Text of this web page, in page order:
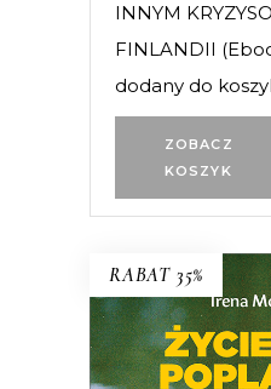
ZOBACZ
KOSZYK
INNYM
FINLANDII
dodany do
RABAT 35%
Życie mnie
Irena
legendarnego